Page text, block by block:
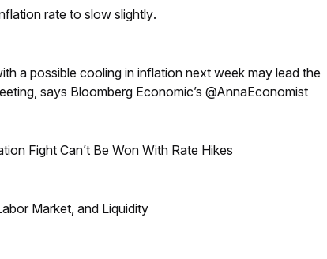
rate to slow slightly.
a possible cooling in inflation next week may lead the
says Bloomberg Economic’s @AnnaEconomist
Fight Can’t Be Won With Rate Hikes
Market, and Liquidity